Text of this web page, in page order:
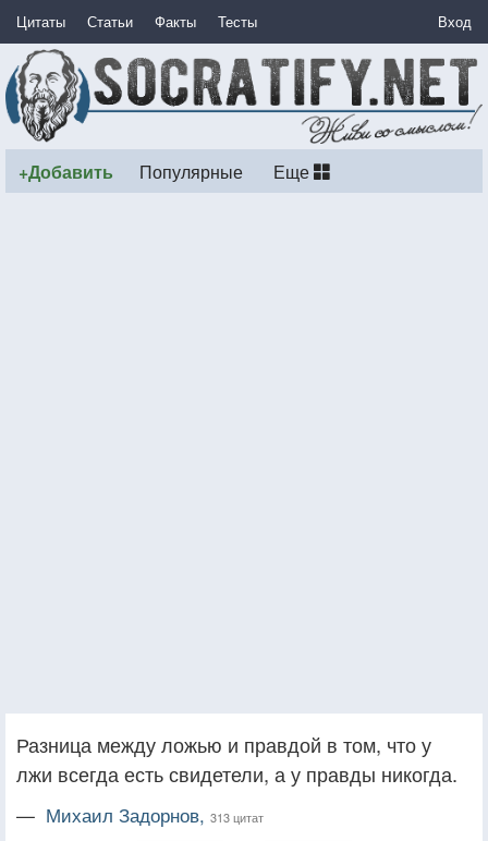
Цитаты Статьи Факты Тесты Вход
+Добавить Популярные Еще
Разница между ложью и правдой в том, что у
лжи всегда есть свидетели, а у правды никогда.
— Михаил Задорнов, 313 цитат